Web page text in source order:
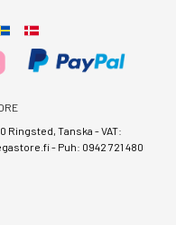
Ringsted, Tanska - VAT:
- Puh: 0942 721 480